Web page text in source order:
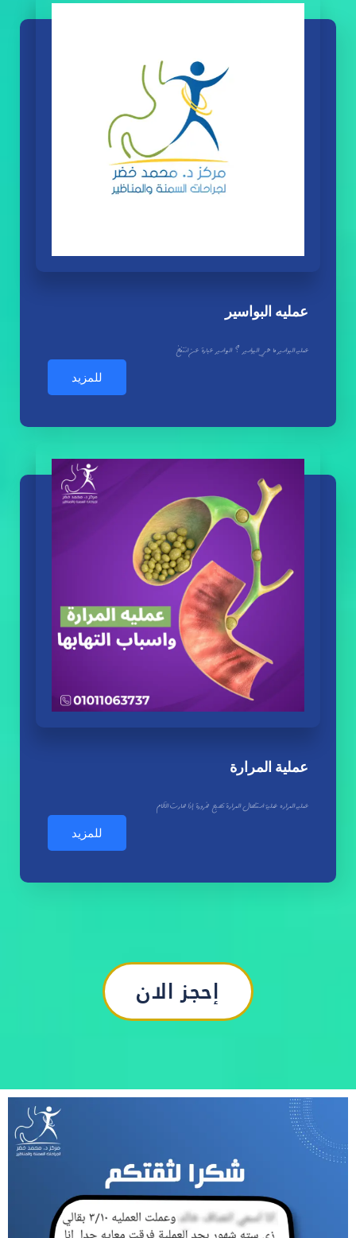
عمليه البواسير
عمليه البواسير ما هي البواسير ؟ البواسير عبارة عن انتفاخ
للمزيد
عملية المرارة
عمليه المراره عملية استئصال المرارة تصبح ضرورة إذا صارت الآلام
للمزيد
إحجز الان